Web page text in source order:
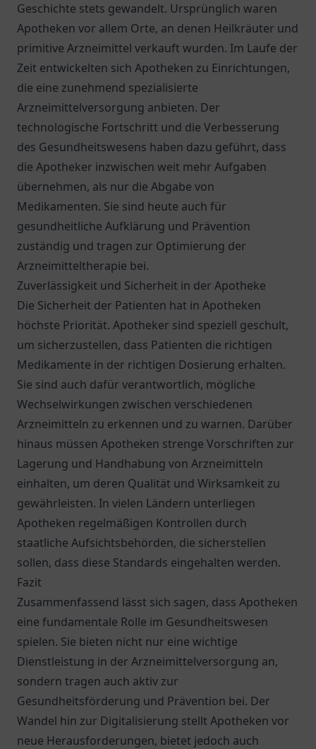
Geschichte stets gewandelt. Ursprünglich waren
Apotheken vor allem Orte, an denen Heilkräuter und
primitive Arzneimittel verkauft wurden. Im Laufe der
Zeit entwickelten sich Apotheken zu Einrichtungen,
die eine zunehmend spezialisierte
Arzneimittelversorgung anbieten. Der
technologische Fortschritt und die Verbesserung
des Gesundheitswesens haben dazu geführt, dass
die Apotheker inzwischen weit mehr Aufgaben
übernehmen, als nur die Abgabe von
Medikamenten. Sie sind heute auch für
gesundheitliche Aufklärung und Prävention
zuständig und tragen zur Optimierung der
Arzneimitteltherapie bei.
Zuverlässigkeit und Sicherheit in der Apotheke
Die Sicherheit der Patienten hat in Apotheken
höchste Priorität. Apotheker sind speziell geschult,
um sicherzustellen, dass Patienten die richtigen
Medikamente in der richtigen Dosierung erhalten.
Sie sind auch dafür verantwortlich, mögliche
Wechselwirkungen zwischen verschiedenen
Arzneimitteln zu erkennen und zu warnen. Darüber
hinaus müssen Apotheken strenge Vorschriften zur
Lagerung und Handhabung von Arzneimitteln
einhalten, um deren Qualität und Wirksamkeit zu
gewährleisten. In vielen Ländern unterliegen
Apotheken regelmäßigen Kontrollen durch
staatliche Aufsichtsbehörden, die sicherstellen
sollen, dass diese Standards eingehalten werden.
Fazit
Zusammenfassend lässt sich sagen, dass Apotheken
eine fundamentale Rolle im Gesundheitswesen
spielen. Sie bieten nicht nur eine wichtige
Dienstleistung in der Arzneimittelversorgung an,
sondern tragen auch aktiv zur
Gesundheitsförderung und Prävention bei. Der
Wandel hin zur Digitalisierung stellt Apotheken vor
neue Herausforderungen, bietet jedoch auch